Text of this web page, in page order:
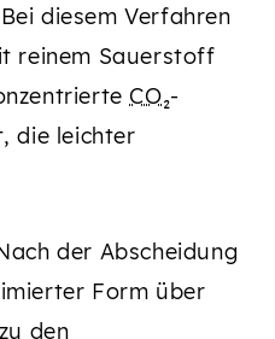
diesem Verfahren
reinem Sauerstoff
CO₂-
die leichter
der Abscheidung
Form über
den